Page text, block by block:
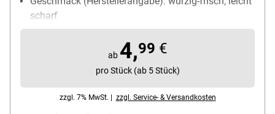
scharf
Teesorte: Ingwer Tee
ab 4,99 €
pro Stück (ab 5 Stück)
zzgl. 7% MwSt. | zzgl. Service- & Versandkosten